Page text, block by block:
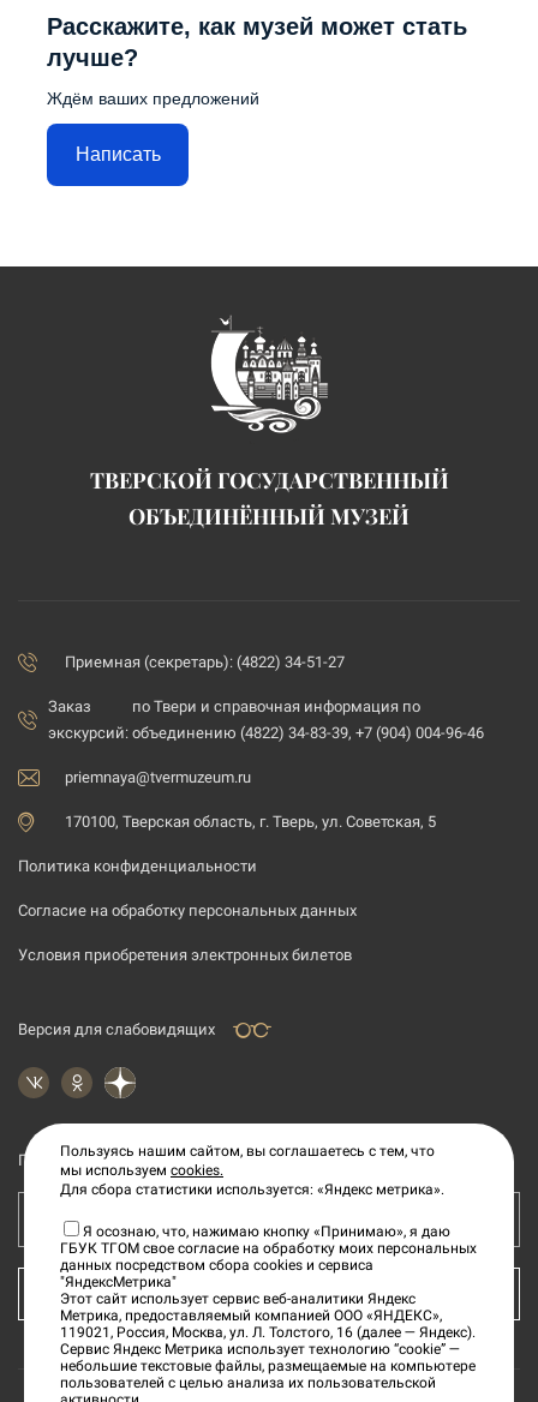
Расскажите, как музей может стать
лучше?
Ждём ваших предложений
Написать
ТВЕРСКОЙ ГОСУДАРСТВЕННЫЙ
ОБЪЕДИНЁННЫЙ МУЗЕЙ
Приемная (секретарь): (4822) 34-51-27
Заказ
экскурсий:
по Твери и справочная информация по
объединению (4822) 34-83-39, +7 (904) 004-96-46
priemnaya@tvermuzeum.ru
170100, Тверская область, г. Тверь, ул. Советская, 5
Политика конфиденциальности
Согласие на обработку персональных данных
Условия приобретения электронных билетов
Версия для слабовидящих
Подпишитесь на рассылку новостей
Ваш e-mail адрес
КУПИТЬ БИЛЕТ
Пользуясь нашим сайтом, вы соглашаетесь с тем, что
мы используем cookies.
Для сбора статистики используется: «Яндекс метрика».
Я осознаю, что, нажимаю кнопку «Принимаю», я даю
ГБУК ТГОМ свое согласие на обработку моих персональных
данных посредством сбора cookies и сервиса
"ЯндексМетрика"
Этот сайт использует сервис веб-аналитики Яндекс
Метрика, предоставляемый компанией ООО «ЯНДЕКС»,
119021, Россия, Москва, ул. Л. Толстого, 16 (далее — Яндекс).
Сервис Яндекс Метрика использует технологию “cookie” —
небольшие текстовые файлы, размещаемые на компьютере
пользователей с целью анализа их пользовательской